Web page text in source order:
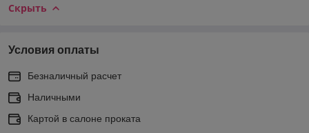
Скрыть
Условия оплаты
Безналичный расчет
Наличными
Картой в салоне проката